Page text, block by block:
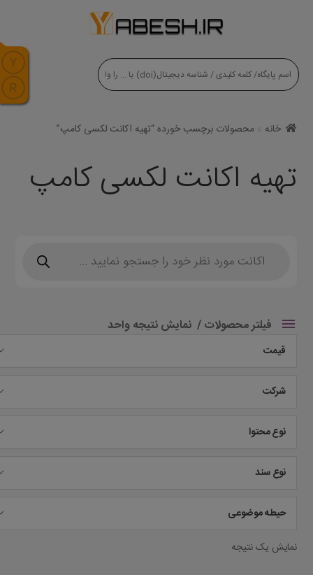
خانه محصولات برچسب خورده “تهیه اکانت لکسی کامپ”
تهیه اکانت لکسی کامپ
search
فیلتر محصولات نمایش نتیجه واحد
قیمت
شرکت
نوع محتوا
نوع سند
حیطه موضوعی
نمایش یک نتیجه
modal-check